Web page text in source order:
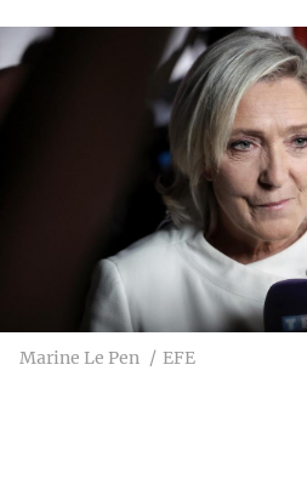
Marine Le Pen EFE